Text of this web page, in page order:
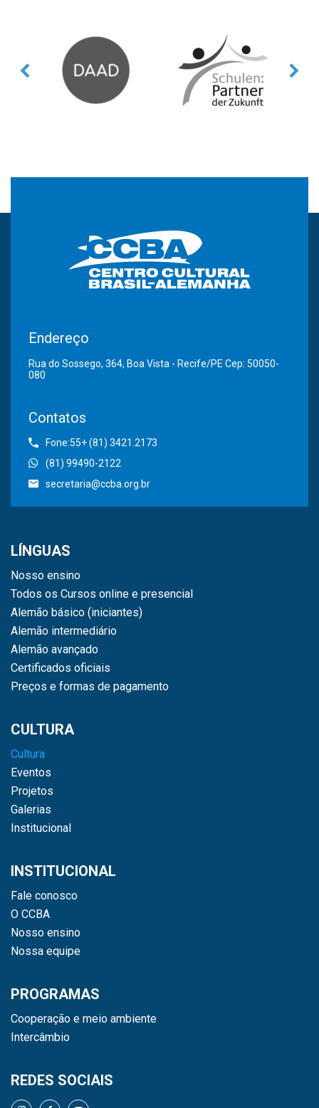
Endereço
Rua do Sossego, 364, Boa Vista - Recife/PE Cep: 50050-
080
Contatos
Fone:55+ (81) 3421.2173
(81) 99490-2122
secretaria@ccba.org.br
LÍNGUAS
Nosso ensino
Todos os Cursos online e presencial
Alemão básico (iniciantes)
Alemão intermediário
Alemão avançado
Certificados oficiais
Preços e formas de pagamento
CULTURA
Cultura
Eventos
Projetos
Galerias
Institucional
INSTITUCIONAL
Fale conosco
O CCBA
Nosso ensino
Nossa equipe
PROGRAMAS
Cooperação e meio ambiente
Intercâmbio
REDES SOCIAIS